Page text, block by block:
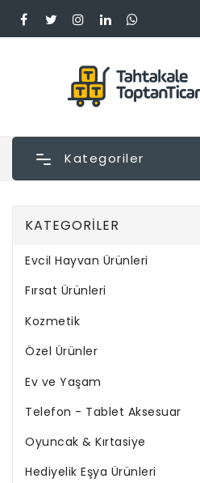
Kategoriler
KATEGORILER
Evcil Hayvan Ürünleri
Fırsat Ürünleri
Kozmetik
Özel Ürünler
Ev ve Yaşam
Telefon - Tablet Aksesuar
Oyuncak & Kırtasiye
Hediyelik Eşya Ürünleri